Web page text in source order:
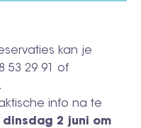
kan je
53 29 91 of
.
info na te
dinsdag 2 juni om